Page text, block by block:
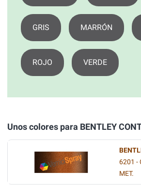
GRIS MARRÓN
ROJO VERDE
Unos colores para BENTLEY
6201 -
MET.